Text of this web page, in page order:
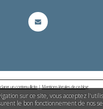
sur ce site, vous acceptez
le bon fonctionnement de nos
un contenu illicite|Mentions légales de ce blog